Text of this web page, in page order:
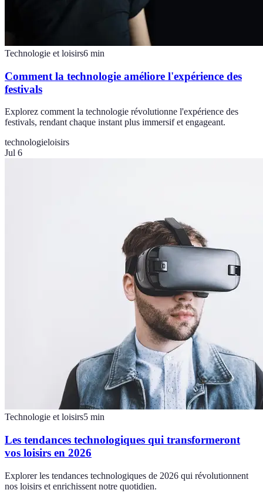
Technologie et loisirs6 min
Comment la technologie améliore l'expérience des
festivals
Explorez comment la technologie révolutionne l'expérience des
festivals, rendant chaque instant plus immersif et engageant.
technologieloisirs
Jul 6
Technologie et loisirs5 min
Les tendances technologiques qui transformeront
vos loisirs en 2026
Explorer les tendances technologiques de 2026 qui révolutionnent
nos loisirs et enrichissent notre quotidien.